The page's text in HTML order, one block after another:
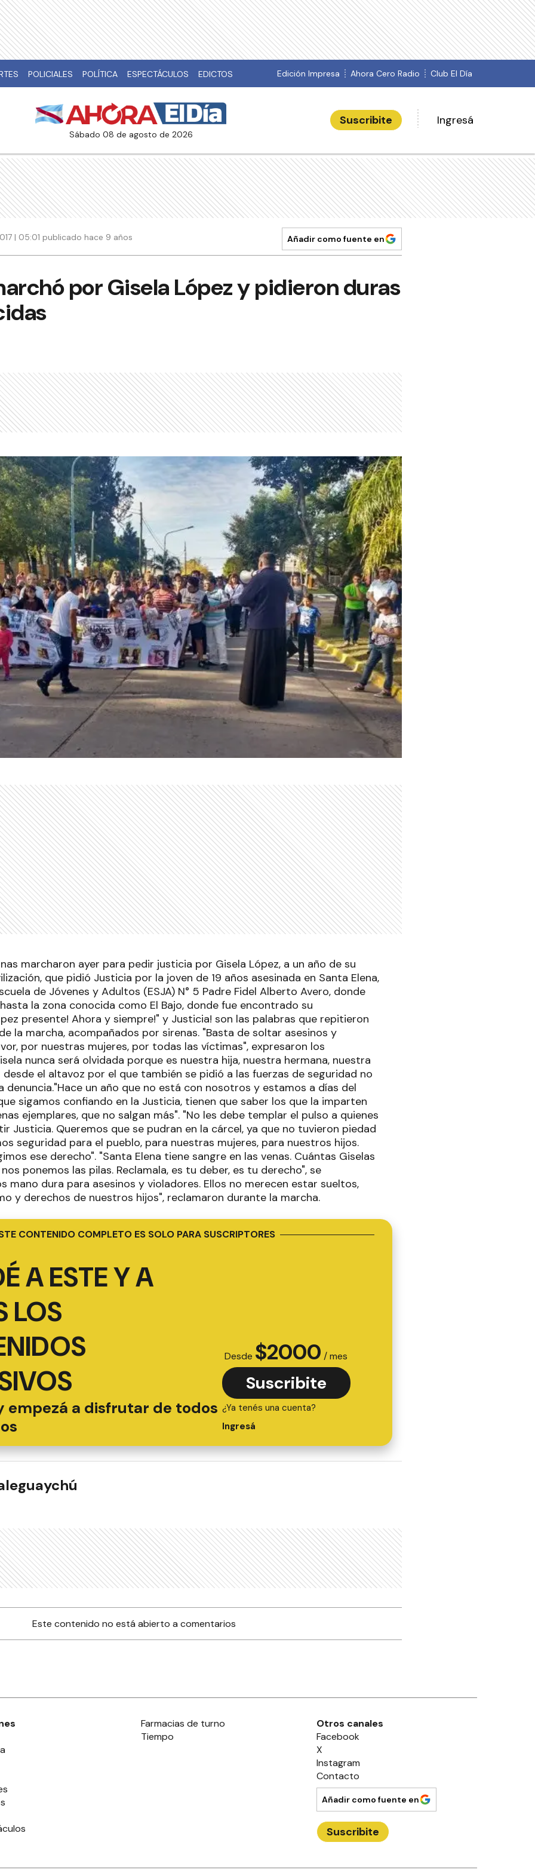
POLICIALES POLÍTICA ESPECTÁCULOS EDICTOS Edición Impresa Ahora Cero Radio Club El Día
sábado 08 de agosto de 2026
Suscribite Ingresá
| 05:01 publicado hace 9 años Añadir como fuente en
por Gisela López y pidieron duras
marcharon ayer para pedir justicia por Gisela López, a un año de su
que pidió Justicia por la joven de 19 años asesinada en Santa Elena,
de Jóvenes y Adultos (ESJA) N° 5 Padre Fidel Alberto Avero, donde
la zona conocida como El Bajo, donde fue encontrado su
presente! Ahora y siempre!" y Justicia! son las palabras que repitieron
la marcha, acompañados por sirenas. "Basta de soltar asesinos y
por nuestras mujeres, por todas las víctimas", expresaron los
nunca será olvidada porque es nuestra hija, nuestra hermana, nuestra
el altavoz por el que también se pidió a las fuerzas de seguridad no
denuncia."Hace un año que no está con nosotros y estamos a días del
sigamos confiando en la Justicia, tienen que saber los que la imparten
ejemplares, que no salgan más". "No les debe templar el pulso a quienes
Justicia. Queremos que se pudran en la cárcel, ya que no tuvieron piedad
seguridad para el pueblo, para nuestras mujeres, para nuestros hijos.
ese derecho". "Santa Elena tiene sangre en las venas. Cuántas Giselas
ponemos las pilas. Reclamala, es tu deber, es tu derecho", se
mano dura para asesinos y violadores. Ellos no merecen estar sueltos,
y derechos de nuestros hijos", reclamaron durante la marcha.
CONTENIDO COMPLETO ES SOLO PARA SUSCRIPTORES
A ESTE Y A
LOS
empezá a disfrutar de todos
Desde $2000 / mes
Suscribite
¿Ya tenés una cuenta?
Ingresá
Este contenido no está abierto a comentarios
Farmacias de turno
Tiempo
Otros canales
Facebook
X
Instagram
Contacto
Añadir como fuente en
Suscribite